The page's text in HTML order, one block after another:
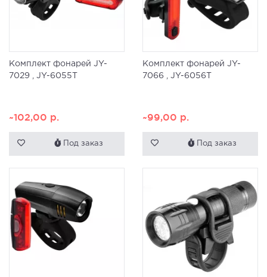
Комплект фонарей JY-
7029 , JY-6055T
~102,00 р.
Под заказ
Комплект фонарей JY-
7066 , JY-6056T
~99,00 р.
Под заказ